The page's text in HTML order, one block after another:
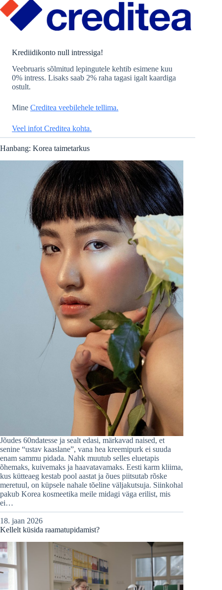
Krediidikonto null intressiga!
Veebruaris sõlmitud lepingutele kehtib esimene kuu
0% intress. Lisaks saab 2% raha tagasi igalt kaardiga
ostult.
Mine Creditea veebilehele tellima.
Veel infot Creditea kohta.
Hanbang: Korea taimetarkus
Jõudes 60ndatesse ja sealt edasi, märkavad naised, et
senine “ustav kaaslane”, vana hea kreemipurk ei suuda
enam sammu pidada. Nahk muutub selles eluetapis
õhemaks, kuivemaks ja haavatavamaks. Eesti karm kliima,
kus kütteaeg kestab pool aastat ja õues piitsutab rõske
meretuul, on küpsele nahale tõeline väljakutsuja. Siinkohal
pakub Korea kosmeetika meile midagi väga erilist, mis
ei…
18. jaan 2026
Kellelt küsida raamatupidamist?